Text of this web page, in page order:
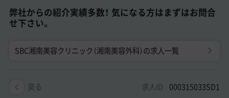
ドクターコネクトの強み
常勤求人一覧
非常勤・アルバイト求人一覧
弊社からの紹介実績多数！ 気になる方はまずはお問合
せ下さい。
SBC湘南美容クリニック（湘南美容外科）の求人一覧
戻る 求人ID 000315033SD1